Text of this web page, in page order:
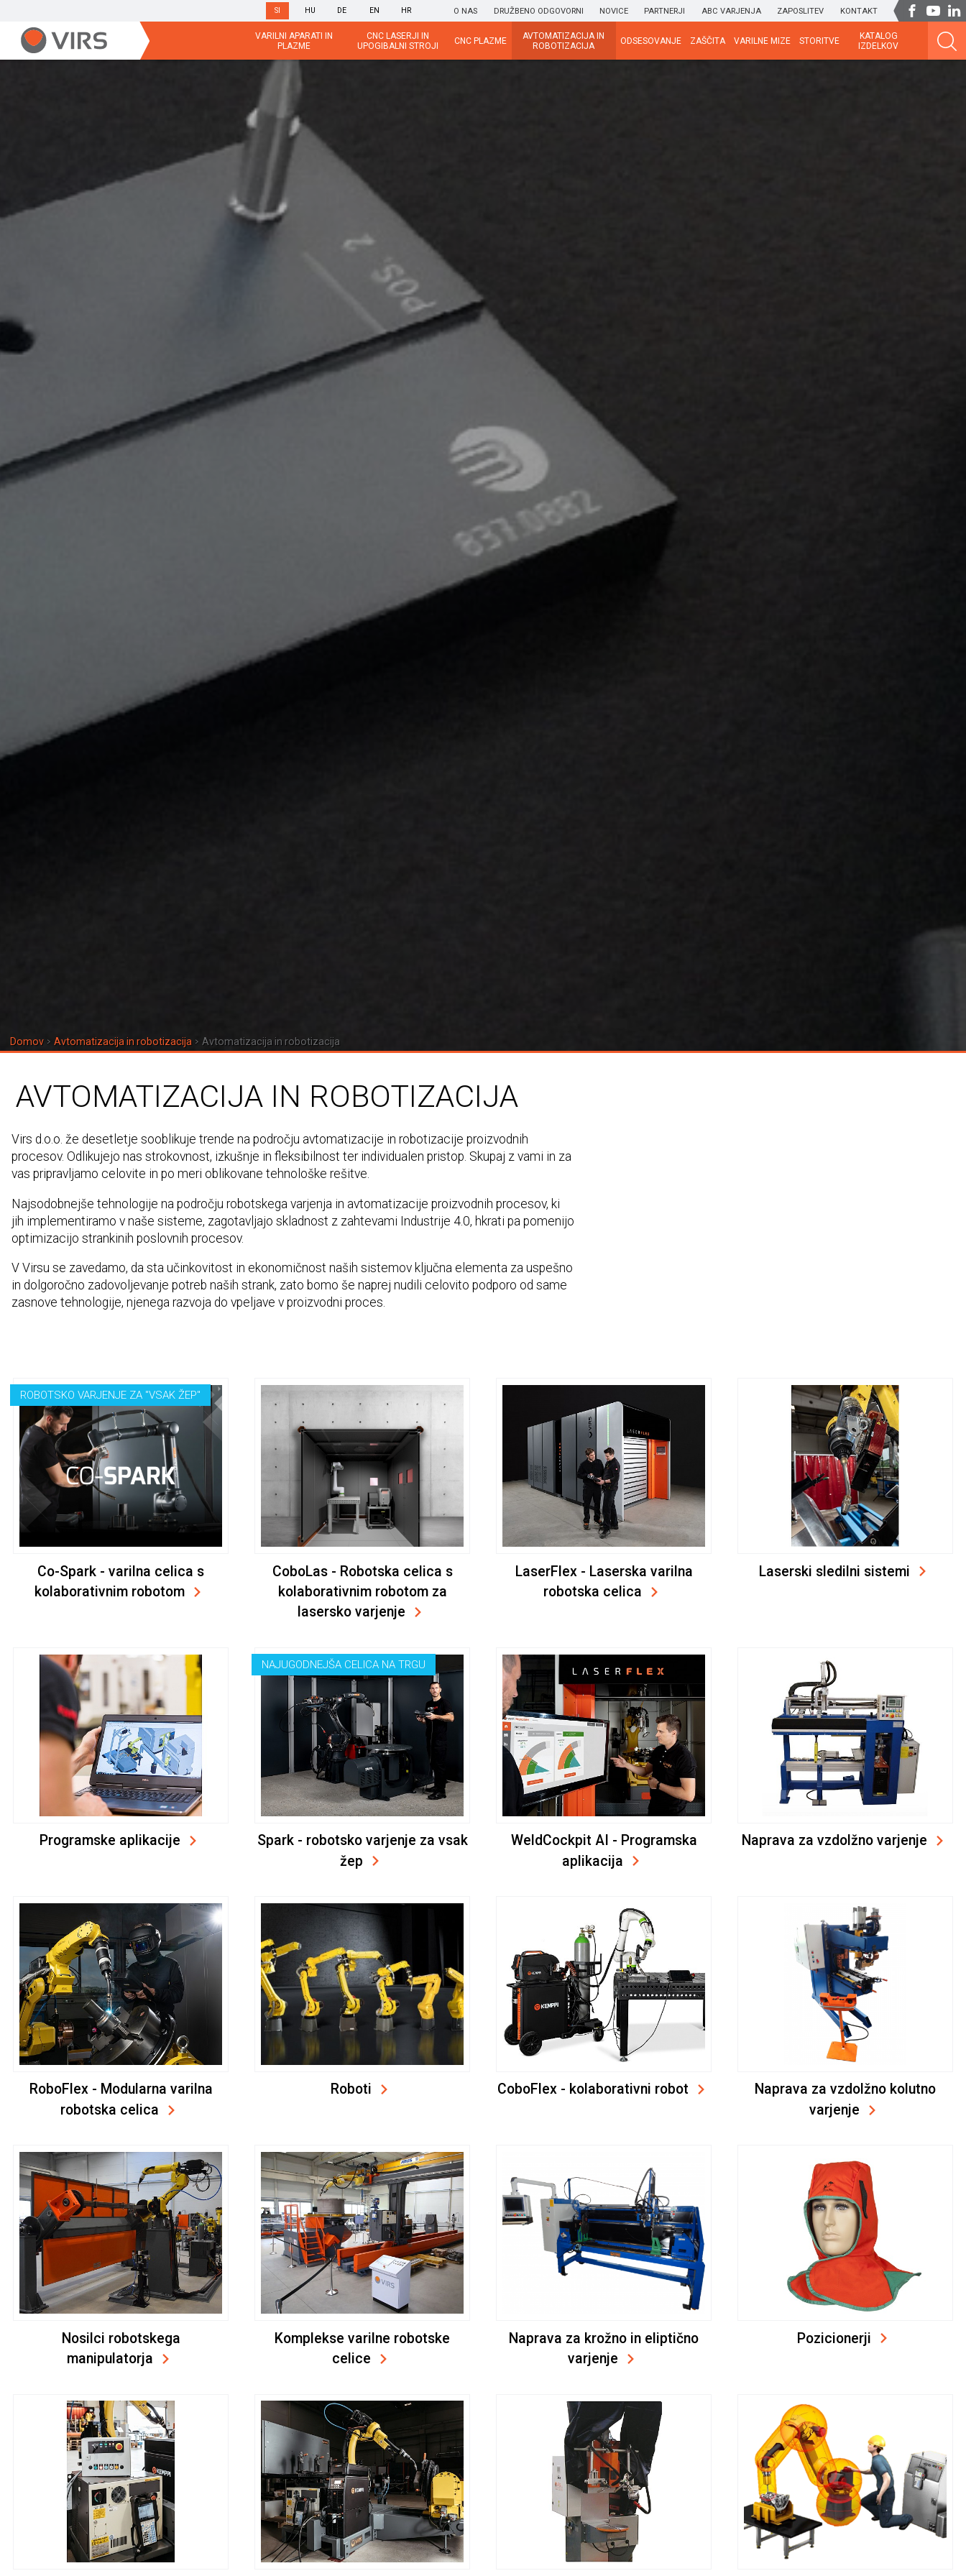
SI HU DE EN HR O NAS DRUŽBENO ODGOVORNI NOVICE PARTNERJI ABC VARJENJA ZAPOSLITEV KONTAKT
VARILNI APARATI IN
PLAZME
CNC LASERJI IN
UPOGIBALNI STROJI
CNC PLAZME
AVTOMATIZACIJA IN
ROBOTIZACIJA
ODSESOVANJE ZAŠČITA VARILNE MIZE STORITVE
KATALOG
IZDELKOV
Domov Avtomatizacija in robotizacija Avtomatizacija in robotizacija
AVTOMATIZACIJA IN ROBOTIZACIJA
Virs d.o.o. že desetletje sooblikuje trende na področju avtomatizacije in robotizacije proizvodnih
procesov. Odlikujejo nas strokovnost, izkušnje in fleksibilnost ter individualen pristop. Skupaj z vami in za
vas pripravljamo celovite in po meri oblikovane tehnološke rešitve.
Najsodobnejše tehnologije na področju robotskega varjenja in avtomatizacije proizvodnih procesov, ki
jih implementiramo v naše sisteme, zagotavljajo skladnost z zahtevami Industrije 4.0, hkrati pa pomenijo
optimizacijo strankinih poslovnih procesov.
V Virsu se zavedamo, da sta učinkovitost in ekonomičnost naših sistemov ključna elementa za uspešno
in dolgoročno zadovoljevanje potreb naših strank, zato bomo še naprej nudili celovito podporo od same
zasnove tehnologije, njenega razvoja do vpeljave v proizvodni proces.
ROBOTSKO VARJENJE ZA "VSAK ŽEP"
Co-Spark - varilna celica s
kolaborativnim robotom
CoboLas - Robotska celica s
kolaborativnim robotom za
lasersko varjenje
LaserFlex - Laserska varilna
robotska celica
Laserski sledilni sistemi
Programske aplikacije
NAJUGODNEJŠA CELICA NA TRGU
Spark - robotsko varjenje za vsak
žep
WeldCockpit AI - Programska
aplikacija
Naprava za vzdolžno varjenje
RoboFlex - Modularna varilna
robotska celica
Roboti CoboFlex - kolaborativni robot
Naprava za vzdolžno kolutno
varjenje
Nosilci robotskega
manipulatorja
Komplekse varilne robotske
celice
Naprava za krožno in eliptično
varjenje
Pozicionerji